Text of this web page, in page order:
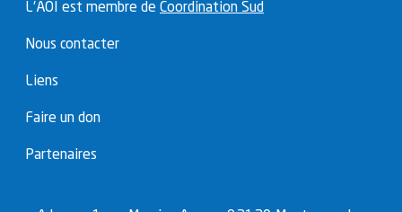
L'AOI est membre de Coordination Sud
Nous contacter
Liens
Faire un don
Partenaires